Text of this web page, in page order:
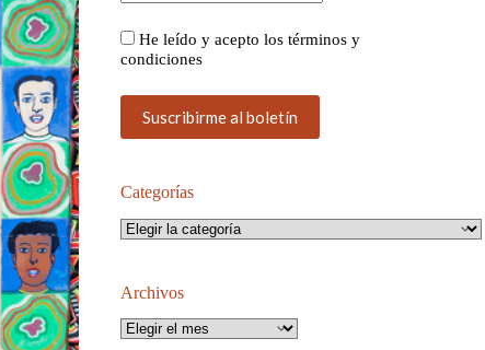
He leído y acepto los términos y
condiciones
Categorías
Categorías
Archivos
Archivos